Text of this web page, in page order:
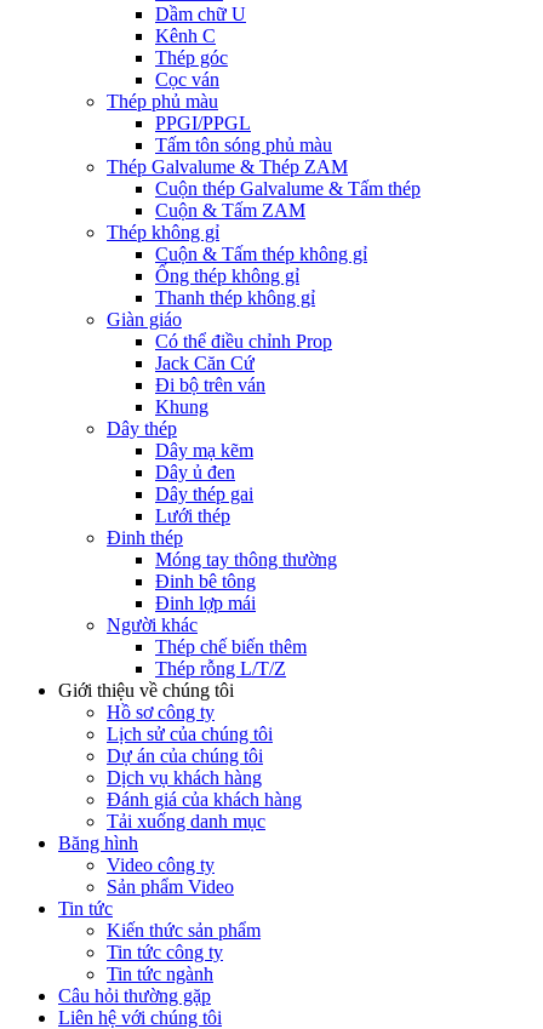
Dầm chữ U
Kênh C
Thép góc
Cọc ván
Thép phủ màu
PPGI/PPGL
Tấm tôn sóng phủ màu
Thép Galvalume & Thép ZAM
Cuộn thép Galvalume & Tấm thép
Cuộn & Tấm ZAM
Thép không gỉ
Cuộn & Tấm thép không gỉ
Ống thép không gỉ
Thanh thép không gỉ
Giàn giáo
Có thể điều chỉnh Prop
Jack Căn Cứ
Đi bộ trên ván
Khung
Dây thép
Dây mạ kẽm
Dây ủ đen
Dây thép gai
Lưới thép
Đinh thép
Móng tay thông thường
Đinh bê tông
Đinh lợp mái
Người khác
Thép chế biến thêm
Thép rỗng L/T/Z
Giới thiệu về chúng tôi
Hồ sơ công ty
Lịch sử của chúng tôi
Dự án của chúng tôi
Dịch vụ khách hàng
Đánh giá của khách hàng
Tải xuống danh mục
Băng hình
Video công ty
Sản phẩm Video
Tin tức
Kiến thức sản phẩm
Tin tức công ty
Tin tức ngành
Câu hỏi thường gặp
Liên hệ với chúng tôi